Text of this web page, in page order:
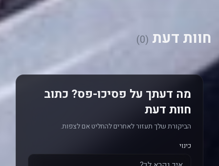
חוות דעת (0)
מה דעתך על פסיכו-פס? כתוב
חוות דעת
הביקורת שלך תעזור לאחרים להחליט אם לצפות.
כינוי